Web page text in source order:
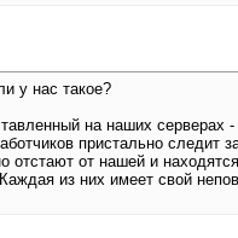
у нас такое?
на наших серверах -
пристально следит
отстают от нашей и
из них имеет свой